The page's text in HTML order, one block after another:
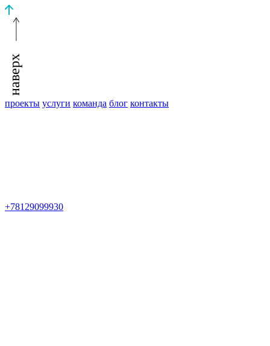
наверх
проекты услуги команда блог контакты
+78129099930